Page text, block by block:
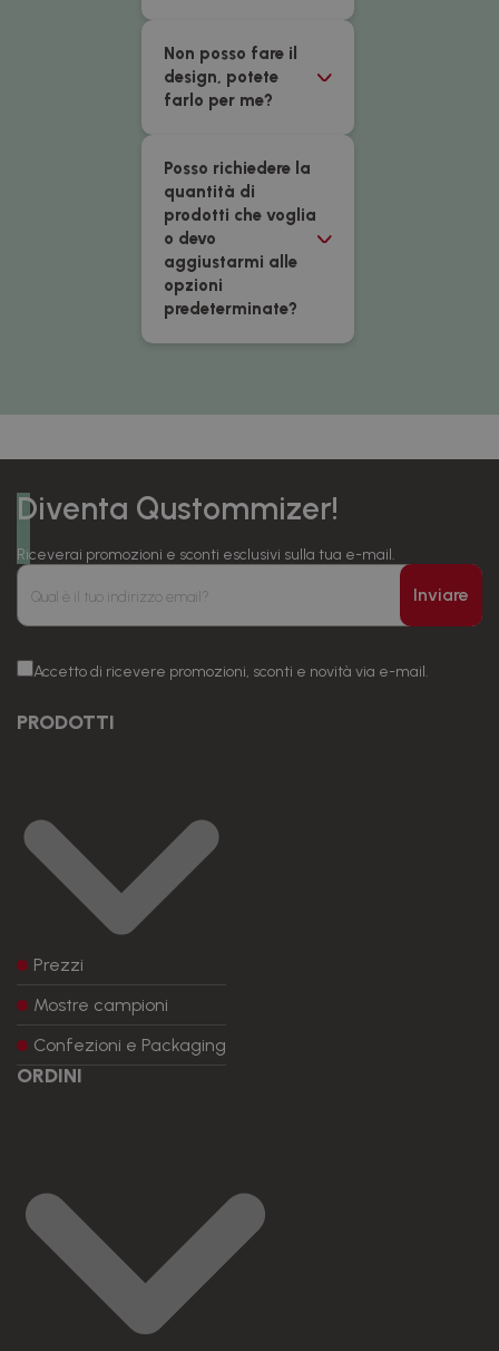
Non posso fare il
design, potete
farlo per me?
Posso richiedere la
quantità di
prodotti che voglia
o devo
aggiustarmi alle
opzioni
predeterminate?
Diventa Qustommizer!
Riceverai promozioni e sconti esclusivi sulla tua e-mail.
Inviare
Accetto di ricevere promozioni, sconti e novità via e-mail.
PRODOTTI
Prezzi
Mostre campioni
Confezioni e Packaging
ORDINI